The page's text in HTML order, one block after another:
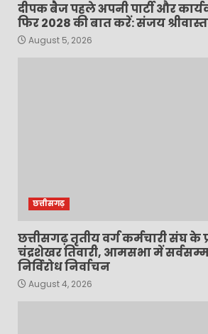
दीपक बैज पहले अपनी पार्टी और
फिर 2028 की बात करें: संजय
August 5, 2026
छत्तीसगढ़
छत्तीसगढ़ तृतीय वर्ग कर्मचारी संघ के
चंद्रशेखर तिवारी, आमसभा में
निर्विरोध निर्वाचन
August 4, 2026